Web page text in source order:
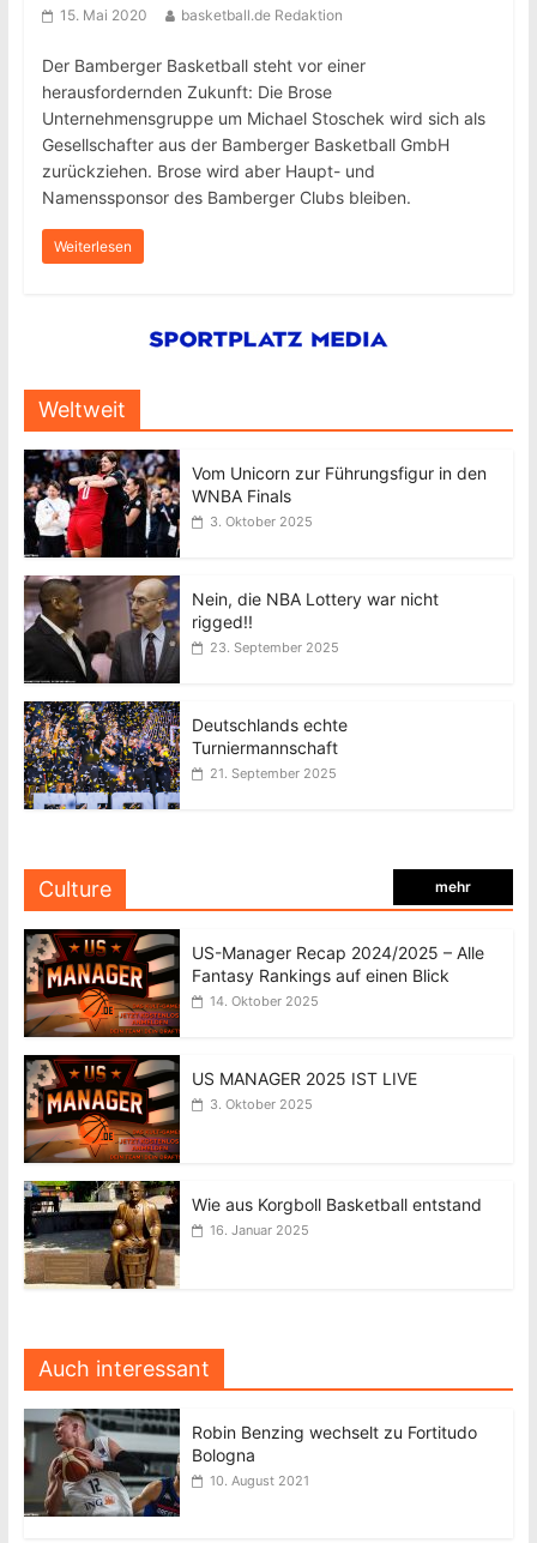
15. Mai 2020 basketball.de Redaktion
Der Bamberger Basketball steht vor einer
herausfordernden Zukunft: Die Brose
Unternehmensgruppe um Michael Stoschek wird sich als
Gesellschafter aus der Bamberger Basketball GmbH
zurückziehen. Brose wird aber Haupt- und
Namenssponsor des Bamberger Clubs bleiben.
Weiterlesen
Weltweit
Vom Unicorn zur Führungsfigur in den
WNBA Finals
3. Oktober 2025
Nein, die NBA Lottery war nicht
rigged!!
23. September 2025
Deutschlands echte
Turniermannschaft
21. September 2025
Culture mehr
US-Manager Recap 2024/2025 – Alle
Fantasy Rankings auf einen Blick
14. Oktober 2025
US MANAGER 2025 IST LIVE
3. Oktober 2025
Wie aus Korgboll Basketball entstand
16. Januar 2025
Auch interessant
Robin Benzing wechselt zu Fortitudo
Bologna
10. August 2021